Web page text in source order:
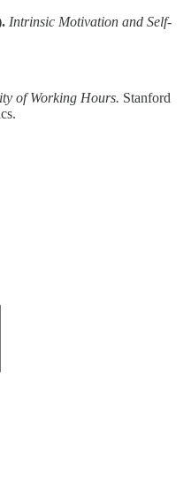
Intrinsic Motivation and Self-
of Working Hours. Stanford